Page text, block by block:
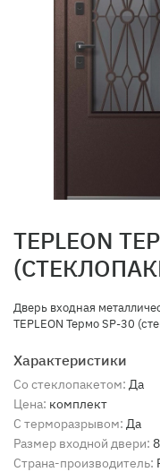
TEPLEON
Дверь входная
TEPLEON Термо SP-30
Характеристики
Со стеклопакетом: Да
Цена: комплект
С терморазрывом: Да
Размер входной двери:
Страна-производитель: